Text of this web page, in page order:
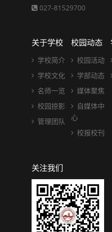
027-81529700
关于学校
学校简介
学校文化
名师一览
校园掠影
管理团队
校园动态
校园活动
学部动态
媒体聚焦
自媒体中
心
校报校刊
关注我们